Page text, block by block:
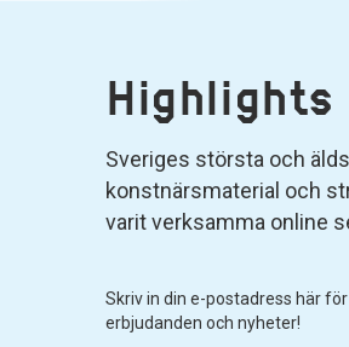
Highlights
Sveriges största och
konstnärsmaterial och
varit verksamma online
Skriv in din e-postadress här
erbjudanden och nyheter!